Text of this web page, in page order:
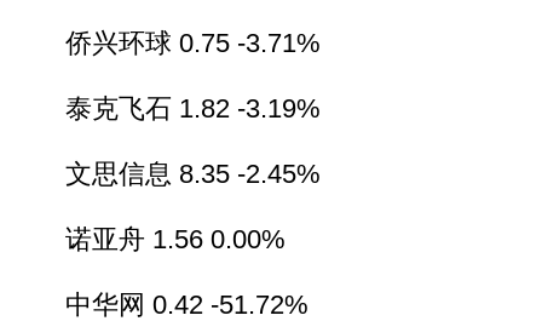
侨兴环球 0.75 -3.71%
泰克飞石 1.82 -3.19%
文思信息 8.35 -2.45%
诺亚舟 1.56 0.00%
中华网 0.42 -51.72%